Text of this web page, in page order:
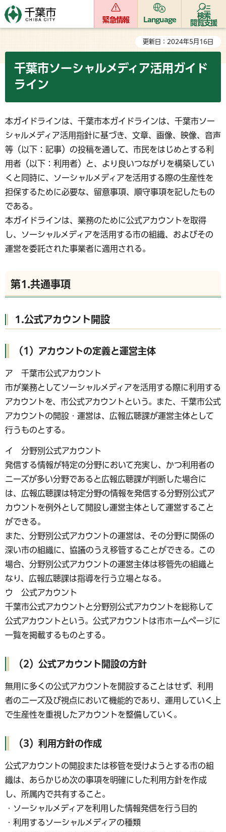
緊急情報 Language
検索
閲覧支援
更新日：2024年5月16日
千葉市ソーシャルメディア活用ガイド
ライン
本ガイドラインは、千葉市本ガイドラインは、千葉市ソー
シャルメディア活用指針に基づき、文章、画像、映像、音声
等（以下：記事）の投稿を通して、市民をはじめとする利
用者（以下：利用者）と、より良いつながりを構築してい
くと同時に、ソーシャルメディアを活用する際の生産性を
担保するために必要な、留意事項、順守事項を記したもの
である。
本ガイドラインは、業務のために公式アカウントを取得
し、ソーシャルメディアを活用する市の組織、およびその
運営を委託された事業者に適用される。
第1.共通事項
1.公式アカウント開設
（1）アカウントの定義と運営主体
ア 千葉市公式アカウント
市が業務としてソーシャルメディアを活用する際に利用する
アカウントを、市公式アカウントという。また、千葉市公式
アカウントの開設・運営は、広報広聴課が運営主体として
行うものとする。
イ 分野別公式アカウント
発信する情報が特定の分野において充実し、かつ利用者の
ニーズが多い分野であると広報広聴課が判断した場合に
は、広報広聴課は特定分野の情報を発信する分野別公式ア
カウントを例外として開設し運営主体として運営すること
ができる。
また、分野別公式アカウントの運営は、その分野に関係の
深い市の組織に、協議のうえ移管することができる。この
場合、分野別公式アカウントの運営主体は移管先の組織と
なり、広報広聴課は指導を行う立場となる。
ウ 公式アカウント
千葉市公式アカウントと分野別公式アカウントを総称して
公式アカウントという。公式アカウントは市ホームページに
一覧を掲載するものとする。
（2）公式アカウント開設の方針
無用に多くの公式アカウントを開設することはせず、利用
者のニーズ及び視点において機能的であり、運用していく上
で生産性を重視したアカウントを整備していく。
（3）利用方針の作成
公式アカウントの開設または移管を受けようとする市の組
織は、あらかじめ次の事項を明確にした利用方針を作成
し、所属内で共有すること。
・ソーシャルメディアを利用した情報発信を行う目的
・利用するソーシャルメディアの種類